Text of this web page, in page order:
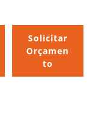
Solicitar
Orçamen
to